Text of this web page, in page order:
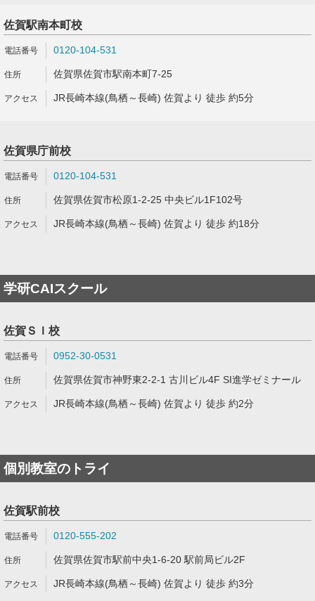
佐賀駅南本町校
0120-104-531
佐賀県佐賀市駅南本町7-25
JR長崎本線(鳥栖～長崎) 佐賀より 徒歩 約5分
佐賀県庁前校
0120-104-531
佐賀県佐賀市松原1-2-25 中央ビル1F102号
JR長崎本線(鳥栖～長崎) 佐賀より 徒歩 約18分
学研CAIスクール
佐賀ＳＩ校
0952-30-0531
佐賀県佐賀市神野東2-2-1 古川ビル4F SI進学ゼミナール
JR長崎本線(鳥栖～長崎) 佐賀より 徒歩 約2分
個別教室のトライ
佐賀駅前校
0120-555-202
佐賀県佐賀市駅前中央1-6-20 駅前局ビル2F
JR長崎本線(鳥栖～長崎) 佐賀より 徒歩 約3分